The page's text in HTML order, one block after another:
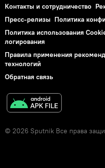
Контакты и сотрудничество
Пресс-релизы Политика
Политика использования
логирования
Правила применения
технологий
Обратная связь
© 2026 Sputnik Все права